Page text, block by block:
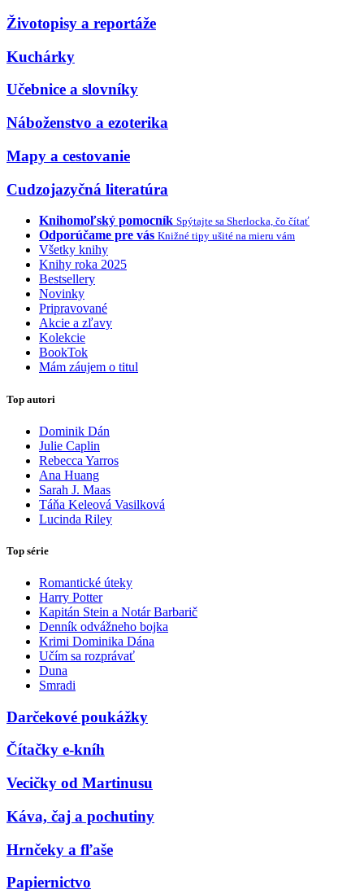
Životopisy a reportáže
Kuchárky
Učebnice a slovníky
Náboženstvo a ezoterika
Mapy a cestovanie
Cudzojazyčná literatúra
Knihomoľský pomocník Spýtajte sa Sherlocka, čo čítať
Odporúčame pre vás Knižné tipy ušité na mieru vám
Všetky knihy
Knihy roka 2025
Bestsellery
Novinky
Pripravované
Akcie a zľavy
Kolekcie
BookTok
Mám záujem o titul
Top autori
Dominik Dán
Julie Caplin
Rebecca Yarros
Ana Huang
Sarah J. Maas
Táňa Keleová Vasilková
Lucinda Riley
Top série
Romantické úteky
Harry Potter
Kapitán Stein a Notár Barbarič
Denník odvážneho bojka
Krimi Dominika Dána
Učím sa rozprávať
Duna
Smradi
Darčekové poukážky
Čítačky e-kníh
Vecičky od Martinusu
Káva, čaj a pochutiny
Hrnčeky a fľaše
Papiernictvo